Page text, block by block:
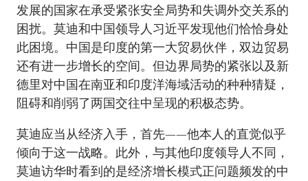
发展的国家在承受紧张安全局势和失调外交关系的
困扰。莫迪和中国领导人习近平发现他们恰恰身处
此困境。中国是印度的第一大贸易伙伴，双边贸易
还有进一步增长的空间。但边界局势的紧张以及新
德里对中国在南亚和印度洋海域活动的种种猜疑，
阻碍和削弱了两国交往中呈现的积极态势。
莫迪应当从经济入手，首先——他本人的直觉似乎
倾向于这一战略。此外，与其他印度领导人不同，
莫迪访华时看到的是经济增长模式正问题频发的中